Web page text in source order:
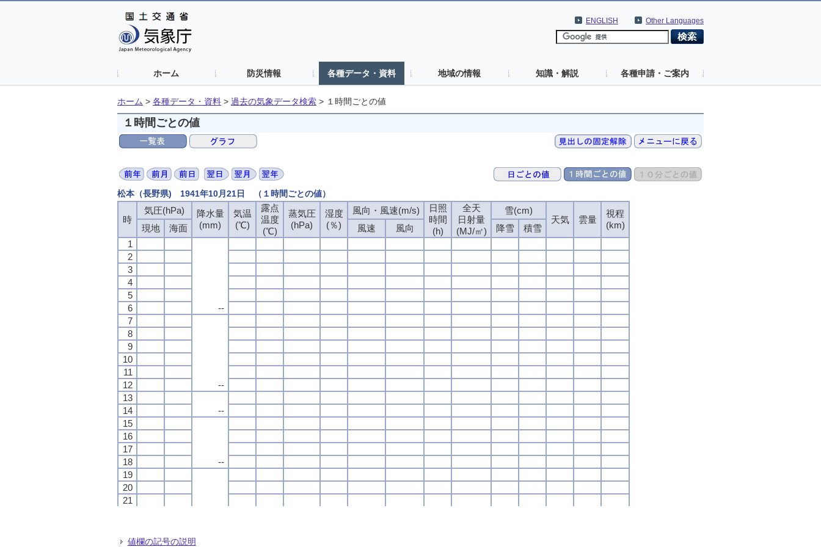
Other Languages
ENGLISH
ホーム 防災情報 各種データ・資料 地域の情報 知識・解説 各種申請・ご案内
ホーム > 各種データ・資料 > 過去の気象データ検索 > １時間ごとの値
１時間ごとの値
松本（長野県) 1941年10月21日 （１時間ごとの値）
時
気圧(hPa)
降水量
(mm)
気温
(℃)
露点
温度
(℃)
蒸気圧
(hPa)
湿度
(％)
風向・風速(m/s)
日照
時間
(h)
全天
日射量
(MJ/㎡)
雪(cm)
天気
雲量
視程
(km)
現地 海面 風速 風向 降雪
積雪
1
--
2
3
4
5
6
7
--
8
9
10
11
12
13
--
14
15
--
16
17
18
19
20
21
24
時
気圧(hPa)
降水量
(mm)
気温
(℃)
露点
温度
(℃)
蒸気圧
(hPa)
湿度
(％)
風向・風速(m/s)
日照
時間
(h)
全天
日射量
(MJ/㎡)
雪(cm)
天気
雲量
視程
(km)
現地 海面 風速 風向 降雪
積雪
1
--
2
3
4
5
6
7
--
8
9
10
11
12
13
--
14
15
--
16
17
18
19
20
21
24
時
気圧(hPa)
降水量
(mm)
気温
(℃)
露点
温度
(℃)
蒸気圧
(hPa)
湿度
(％)
風向・風速(m/s)
日照
時間
(h)
全天
日射量
(MJ/㎡)
雪(cm)
天気
雲量
視程
(km)
現地 海面 風速 風向 降雪
積雪
1
--
2
3
4
5
6
7
--
8
9
10
11
12
13
--
14
15
--
16
17
18
19
20
21
24
時
気圧(hPa)
降水量
(mm)
気温
(℃)
露点
温度
(℃)
蒸気圧
(hPa)
湿度
(％)
風向・風速(m/s)
日照
時間
(h)
全天
日射量
(MJ/㎡)
雪(cm)
天気
雲量
視程
(km)
現地 海面 風速 風向 降雪
積雪
1
--
2
3
4
5
6
7
--
8
9
10
11
12
13
--
14
15
--
16
17
18
19
20
21
24
値欄の記号の説明